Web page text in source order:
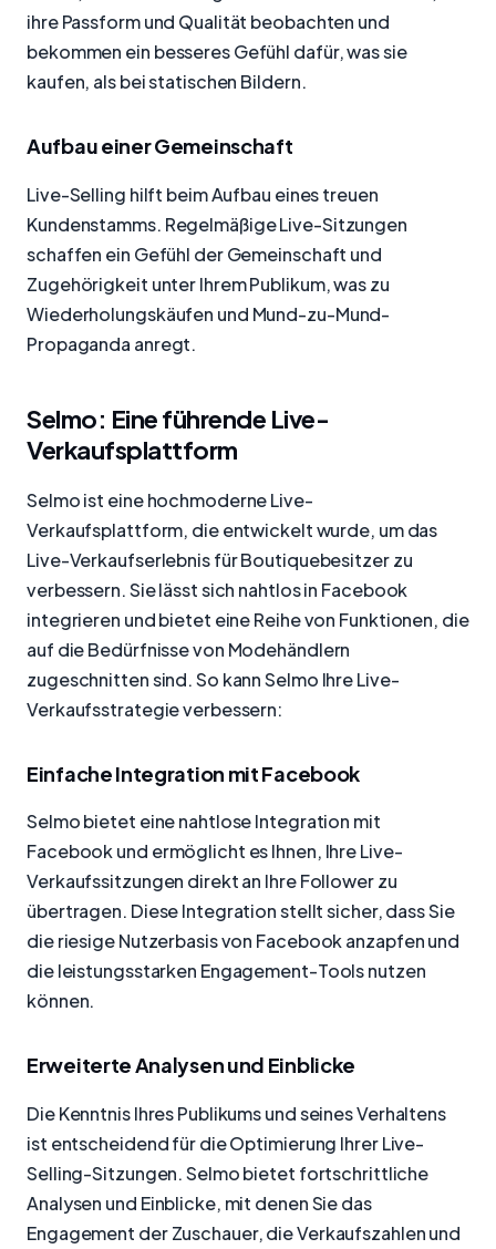
ihre Passform und Qualität beobachten und
bekommen ein besseres Gefühl dafür, was sie
kaufen, als bei statischen Bildern.
Aufbau einer Gemeinschaft
Live-Selling hilft beim Aufbau eines treuen
Kundenstamms. Regelmäßige Live-Sitzungen
schaffen ein Gefühl der Gemeinschaft und
Zugehörigkeit unter Ihrem Publikum, was zu
Wiederholungskäufen und Mund-zu-Mund-
Propaganda anregt.
Selmo: Eine führende Live-
Verkaufsplattform
Selmo ist eine hochmoderne Live-
Verkaufsplattform, die entwickelt wurde, um das
Live-Verkaufserlebnis für Boutiquebesitzer zu
verbessern. Sie lässt sich nahtlos in Facebook
integrieren und bietet eine Reihe von Funktionen, die
auf die Bedürfnisse von Modehändlern
zugeschnitten sind. So kann Selmo Ihre Live-
Verkaufsstrategie verbessern:
Einfache Integration mit Facebook
Selmo bietet eine nahtlose Integration mit
Facebook und ermöglicht es Ihnen, Ihre Live-
Verkaufssitzungen direkt an Ihre Follower zu
übertragen. Diese Integration stellt sicher, dass Sie
die riesige Nutzerbasis von Facebook anzapfen und
die leistungsstarken Engagement-Tools nutzen
können.
Erweiterte Analysen und Einblicke
Die Kenntnis Ihres Publikums und seines Verhaltens
ist entscheidend für die Optimierung Ihrer Live-
Selling-Sitzungen. Selmo bietet fortschrittliche
Analysen und Einblicke, mit denen Sie das
Engagement der Zuschauer, die Verkaufszahlen und